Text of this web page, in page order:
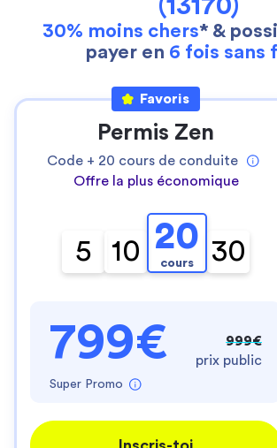
(13170)
30% moins chers* &
payer en 6 fois sans
Favoris
Permis Zen
Code + 20 cours de conduite
Offre la plus économique
5 10 20
cours 30
799€
Super Promo
999€
prix public